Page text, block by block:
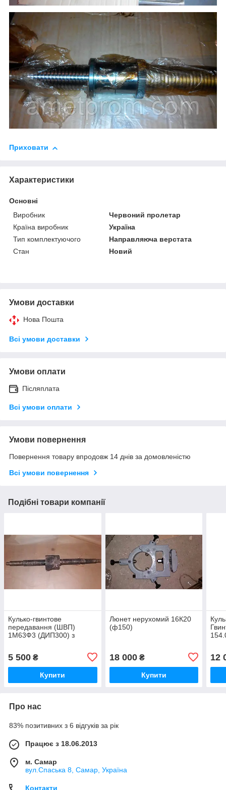
Приховати
Характеристики
Основні
Виробник
Червоний пролетар
Країна виробник
Україна
Тип комплектуючого
Направляюча верстата
Стан
Новий
Умови доставки
Нова Пошта
Всі умови доставки
Умови оплати
Післяплата
Всі умови оплати
Умови повернення
Повернення товару впродовж 14 днів за домовленістю
Всі умови повернення
Подібні товари компанії
Кулько-гвинтове
передавання (ШВП)
1М63Ф3 (ДИП300) з
5 500 ₴
Купити
Люнет нерухомий 16К20
(ф150)
18 000₴
Купити
12
Про нас
83% позитивних з 6 відгуків за рік
Працює з 18.06.2013
м. Самар
вул.Спаська 8, Самар, Україна
Контакти